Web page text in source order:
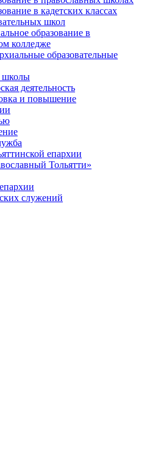
в кадетских классах
школ
образование в
колледже
образовательные
школы
деятельность
и повышение
епархии
Тольятти»
служений